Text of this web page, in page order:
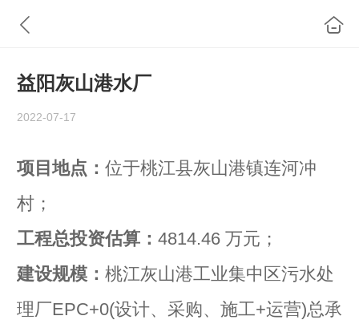
益阳灰山港水厂
2022-07-17
项目地点： 位于桃江县灰山港镇连河冲
村；
工程总投资估算： 4814.46 万元；
建设规模： 桃江灰山港工业集中区污水处
理厂EPC+0(设计、采购、施工+运营)总承